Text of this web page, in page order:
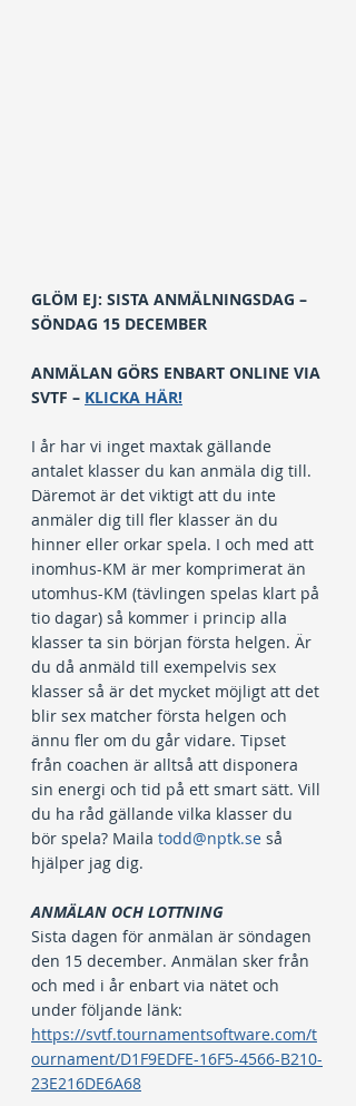
GLÖM EJ: SISTA ANMÄLNINGSDAG –
SÖNDAG 15 DECEMBER
ANMÄLAN GÖRS ENBART ONLINE VIA
SVTF – KLICKA HÄR!
I år har vi inget maxtak gällande
antalet klasser du kan anmäla dig till.
Däremot är det viktigt att du inte
anmäler dig till fler klasser än du
hinner eller orkar spela. I och med att
inomhus-KM är mer komprimerat än
utomhus-KM (tävlingen spelas klart på
tio dagar) så kommer i princip alla
klasser ta sin början första helgen. Är
du då anmäld till exempelvis sex
klasser så är det mycket möjligt att det
blir sex matcher första helgen och
ännu fler om du går vidare. Tipset
från coachen är alltså att disponera
sin energi och tid på ett smart sätt. Vill
du ha råd gällande vilka klasser du
bör spela? Maila todd@nptk.se så
hjälper jag dig.
ANMÄLAN OCH LOTTNING
Sista dagen för anmälan är söndagen
den 15 december. Anmälan sker från
och med i år enbart via nätet och
under följande länk:
https://svtf.tournamentsoftware.com/t
ournament/D1F9EDFE-16F5-4566-B210-
23E216DE6A68